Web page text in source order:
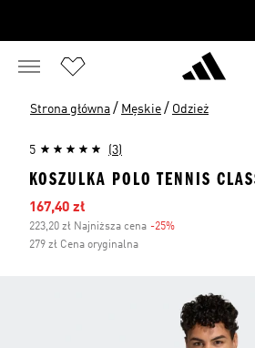
Strona główna / Męskie / Odzież
5 (3)
KOSZULKA POLO TENNIS
Ceny na wyprzedaży
167,40 zł
223,20 zł Najniższa cena -25%
279 zł Cena oryginalna